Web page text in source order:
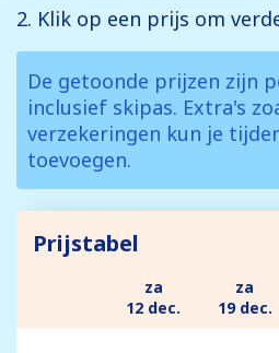
2. Klik op een prijs om
De getoonde prijzen zijn
inclusief skipas. Extra's
verzekeringen kun je
toevoegen.
Prijstabel
za
12 dec.
za
19 dec.